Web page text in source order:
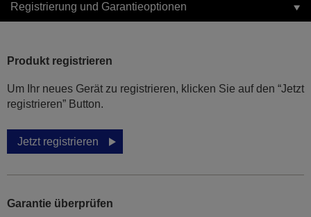
Registrierung und Garantieoptionen
Produkt registrieren
Um Ihr neues Gerät zu registrieren, klicken Sie auf den “Jetzt
registrieren” Button.
Jetzt registrieren
Garantie überprüfen